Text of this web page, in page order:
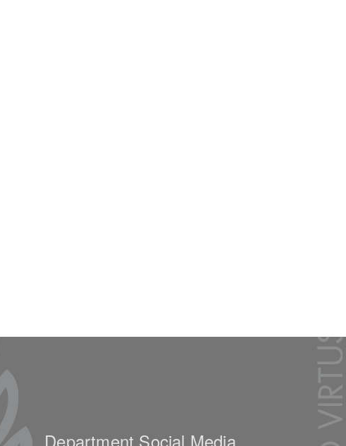
Department Social Media